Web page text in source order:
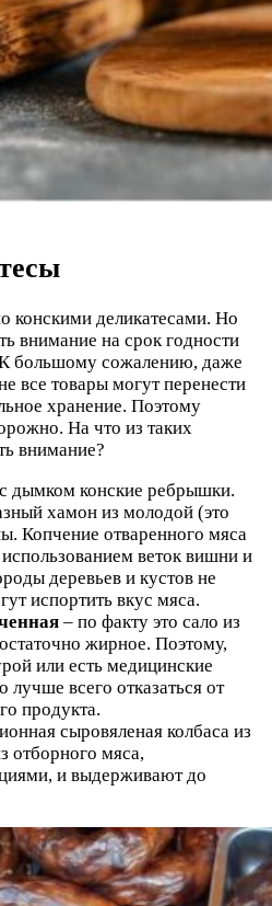
конскими деликатесами. Но
внимание на срок годности
К большому сожалению, даже
все товары могут перенести
хранение. Поэтому
На что из таких
внимание?
дымком конские ребрышки.
хамон из молодой (это
Копчение отваренного мяса
веток вишни и
деревьев и кустов не
испортить вкус мяса.
– по факту это сало из
жирное. Поэтому,
или есть медицинские
лучше всего отказаться от
продукта.
сыровяленая колбаса из
отборного мяса,
и выдерживают до